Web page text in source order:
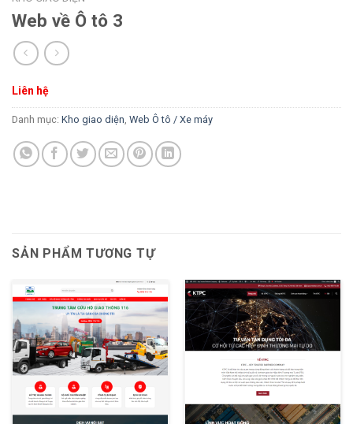
Web về Ô tô 3
Liên hệ
Danh mục: Kho giao diện Web Ô tô / Xe máy
SẢN PHẨM TƯƠNG TỰ